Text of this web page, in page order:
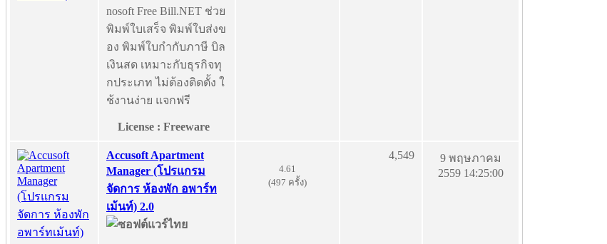
nosoft Free Bill.NET ช่วย
พิมพ์ใบเสร็จ พิมพ์ใบส่งข
อง พิมพ์ใบกำกับภาษี บิล
เงินสด เหมาะกับธุรกิจทุ
กประเภท ไม่ต้องติดตั้ง ใ
ช้งานง่าย แจกฟรี
License : Freeware
Accusoft Apartment
Manager (โปรแกรม
จัดการ ห้องพัก อพาร์ท
เม้นท์) 2.0
4.61
(497 ครั้ง)
4,549
9 พฤษภาคม
2559 14:25:00